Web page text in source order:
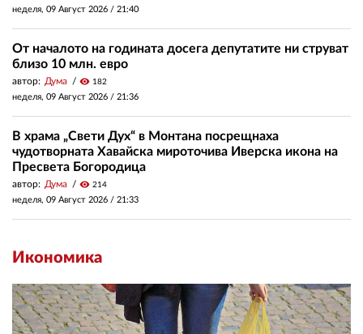
неделя, 09 Август 2026 / 21:40
От началото на годината досега депутатите ни струват
близо 10 млн. евро
автор: Дума visibility 182
неделя, 09 Август 2026 / 21:36
В храма „Свети Дух“ в Монтана посрещнаха
чудотворната Хавайска мироточива Иверска икона на
Пресвета Богородица
автор: Дума visibility 214
неделя, 09 Август 2026 / 21:33
Икономика